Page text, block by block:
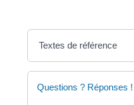
Textes de référence
Questions ? Réponses !